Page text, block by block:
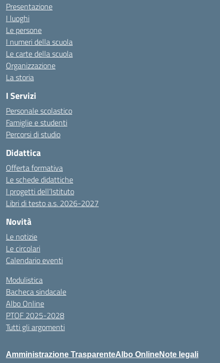
Presentazione
I luoghi
Le persone
I numeri della scuola
Le carte della scuola
Organizzazione
La storia
I Servizi
Personale scolastico
Famiglie e studenti
Percorsi di studio
Didattica
Offerta formativa
Le schede didattiche
I progetti dell’Istituto
Libri di testo a.s. 2026-2027
Novità
Le notizie
Le circolari
Calendario eventi
Modulistica
Bacheca sindacale
Albo Online
PTOF 2025-2028
Tutti gli argomenti
Amministrazione TrasparenteAlbo OnlineNote legali